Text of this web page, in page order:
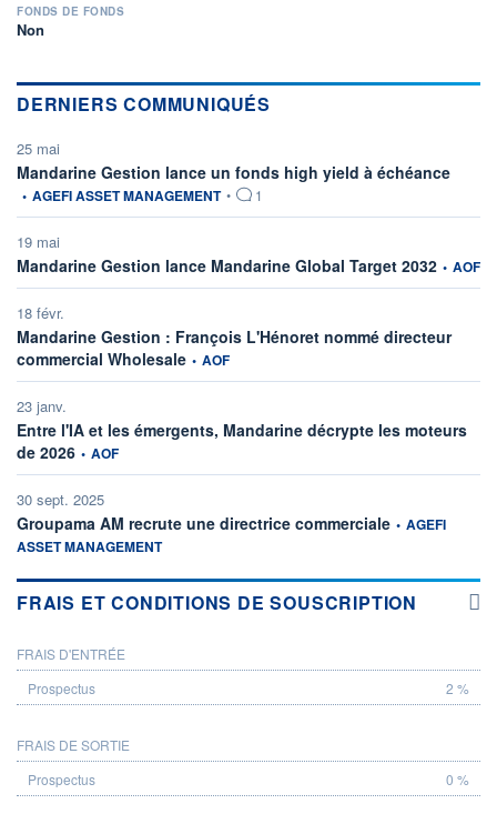
FONDS DE FONDS
Non
DERNIERS COMMUNIQUÉS
25 mai
Mandarine Gestion lance un fonds high yield à échéance
• AGEFI ASSET MANAGEMENT • 1
19 mai
Mandarine Gestion lance Mandarine Global Target 2032 • AOF
18 févr.
Mandarine Gestion : François L'Hénoret nommé directeur
commercial Wholesale information fournie par
• AOF
23 janv.
Entre l'IA et les émergents, Mandarine décrypte les moteurs
de 2026 information fournie par
• AOF
30 sept. 2025
Groupama AM recrute une directrice commerciale information
• AGEFI
ASSET MANAGEMENT
FRAIS ET CONDITIONS DE SOUSCRIPTION
PROSPECTUS
FRAIS D'ENTRÉE
2 %
FRAIS DE SORTIE
0 %